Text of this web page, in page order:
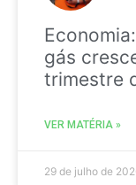
gás
trimestre
VER MATÉRIA »
29 de julho de